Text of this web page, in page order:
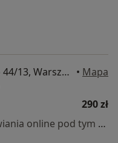
Jana Nowaka-Jeziorańskiego 44/13, Warszawa • Mapa
290 zł
Specjalista nie oferuje umawiania online pod tym adresem.